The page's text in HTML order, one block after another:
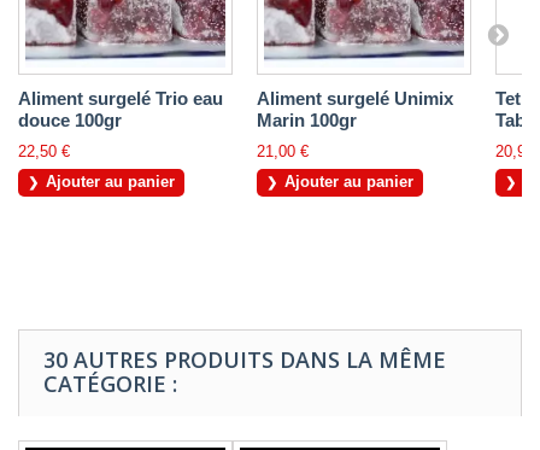
Aliment surgelé Trio eau
douce 100gr
22,50 €
Ajouter au panier
Aliment surgelé Unimix
Marin 100gr
21,00 €
Ajouter au panier
20,90
30 AUTRES PRODUITS DANS LA MÊME
CATÉGORIE :